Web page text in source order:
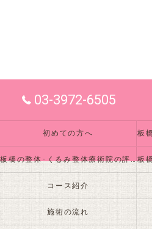
03-3972-6505
初めての方へ
板橋の整体･くるみ整体療術院の評判
コース紹介
施術の流れ